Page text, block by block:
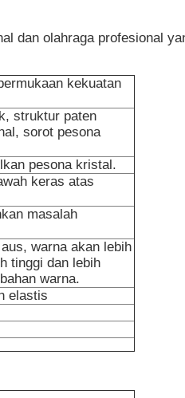
dan olahraga profesional
kekuatan
struktur paten
sorot pesona
pesona kristal.
keras atas
masalah
warna akan lebih
tinggi dan lebih
warna.
elastis